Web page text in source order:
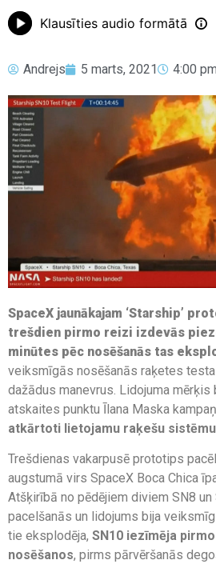
Klausīties audio formātā
Andrejs 5 marts, 2021 4:00 pm
SpaceX jaunākajam ‘Starship’
trešdien pirmo reizi izdevās
minūtes pēc nosēšanās tas
veiksmīgās nosēšanās raķetes
dažādus manevrus. Lidojuma
atskaites punktu Īlana Maska
atkārtoti lietojamu raķešu
Trešdienas vakarpusē prototips
augstumā virs SpaceX Boca Chica
Atšķirībā no pēdējiem diviem SN8
pacelšanās un lidojums bija
tie eksplodēja, SN10 iezīmēja
nosēšanos, pirms pārvēršanās